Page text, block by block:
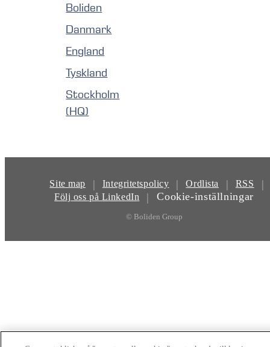
Boliden
Danmark
England
Tyskland
Stockholm
(HQ)
Site map | Integritetspolicy | Ordlista | RSS |
Följ oss på LinkedIn | Cookie-inställningar
© Boliden Group